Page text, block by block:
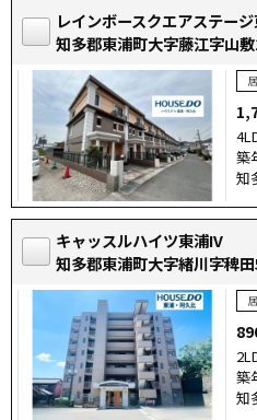
レインボースクエアステー
知多郡東浦町大字藤江字山
築
知
キャッスルハイツ東浦IV
知多郡東浦町大字緒川字稗
築
知